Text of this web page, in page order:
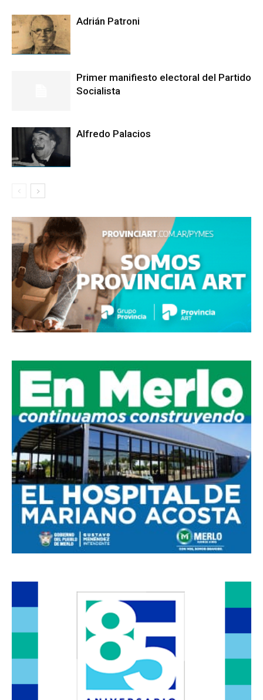
Adrián Patroni
Primer manifiesto electoral del Partido
Socialista
Alfredo Palacios